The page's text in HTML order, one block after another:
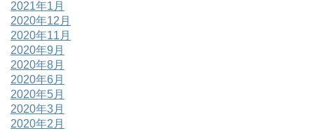
2021年1月
2020年12月
2020年11月
2020年9月
2020年8月
2020年6月
2020年5月
2020年3月
2020年2月